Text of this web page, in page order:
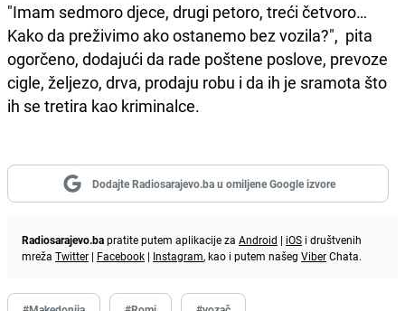
"Imam sedmoro djece, drugi petoro, treći četvoro…
Kako da preživimo ako ostanemo bez vozila?", pita
ogorčeno, dodajući da rade poštene poslove, prevoze
cigle, željezo, drva, prodaju robu i da ih je sramota što
ih se tretira kao kriminalce.
Dodajte Radiosarajevo.ba u omiljene Google izvore
Radiosarajevo.bapratite putem aplikacije za Android | iOS i društvenih
mreža Twitter | Facebook | Instagram, kao i putem našeg ViberChata.